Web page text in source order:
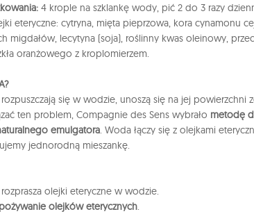
4 krople na szklankę wody, pić 2 do 3 razy
eteryczne: cytryna, mięta pieprzowa, kora cynamonu
migdałów, lecytyna (soja), roślinny kwas oleinowy,
oranżowego z kroplomierzem.
się w wodzie, unoszą się na jej
ten problem, Compagnie des Sens wybrało metodę
emulgatora. Woda łączy się z olejkami
jednorodną mieszankę.
rozprasza olejki eteryczne w wodzie.
olejków eterycznych.